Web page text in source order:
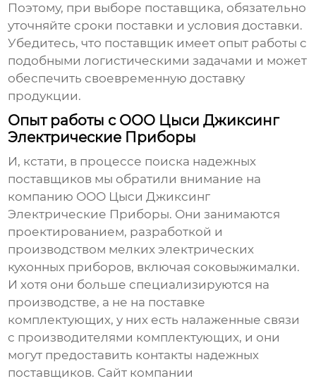
Поэтому, при выборе поставщика, обязательно
уточняйте сроки поставки и условия доставки.
Убедитесь, что поставщик имеет опыт работы с
подобными логистическими задачами и может
обеспечить своевременную доставку
продукции.
Опыт работы с ООО Цыси Джиксинг
Электрические Приборы
И, кстати, в процессе поиска надежных
поставщиков мы обратили внимание на
компанию ООО Цыси Джиксинг
Электрические Приборы. Они занимаются
проектированием, разработкой и
производством мелких электрических
кухонных приборов, включая соковыжималки.
И хотя они больше специализируются на
производстве, а не на поставке
комплектующих, у них есть налаженные связи
с производителями комплектующих, и они
могут предоставить контакты надежных
поставщиков. Сайт компании